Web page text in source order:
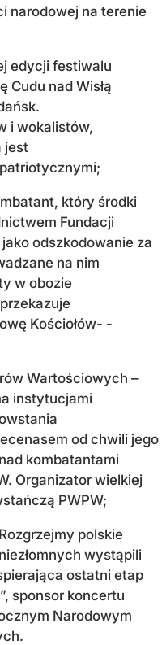
narodowej na terenie
edycji festiwalu
Cudu nad Wisłą
i wokalistów,
jest
który środki
Fundacji
odszkodowanie za
na nim
w obozie
Kościołów- -
Wartościowych –
instytucjami
od chwili jego
kombatantami
Organizator wielkiej
PWPW;
polskie
wystąpili
ostatni etap
sponsor koncertu
Narodowym